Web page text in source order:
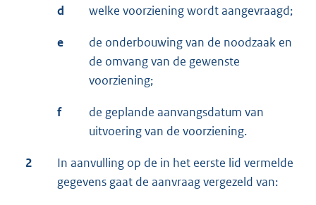
d welke voorziening wordt aangevraagd;
e
de onderbouwing van de noodzaak en
de omvang van de gewenste
voorziening;
f
de geplande aanvangsdatum van
uitvoering van de voorziening.
2
In aanvulling op de in het eerste lid vermelde
gegevens gaat de aanvraag vergezeld van: